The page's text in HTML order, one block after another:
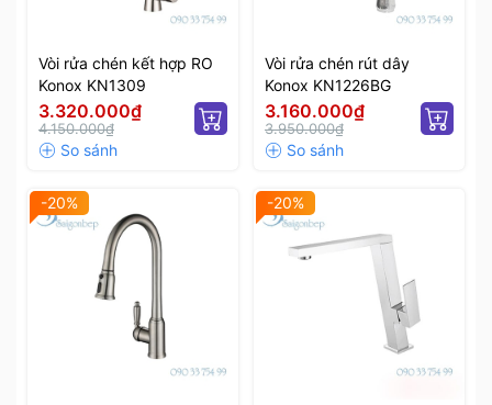
Vòi rửa chén kết hợp RO
Konox KN1309
3.320.000₫
4.150.000₫
Vòi rửa chén rút dây
Konox KN1226BG
3.160.000₫
3.950.000₫
-20% -20%